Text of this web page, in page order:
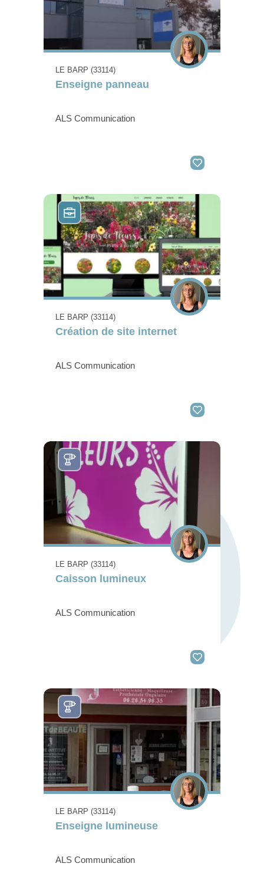
LE BARP (33114)
Enseigne panneau
ALS Communication
LE BARP (33114)
Création de site internet
ALS Communication
LE BARP (33114)
Caisson lumineux
ALS Communication
LE BARP (33114)
Enseigne lumineuse
ALS Communication